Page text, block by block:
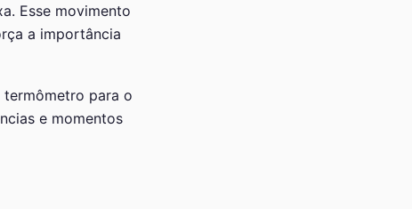
Esse movimento
a importância
termômetro para o
e momentos